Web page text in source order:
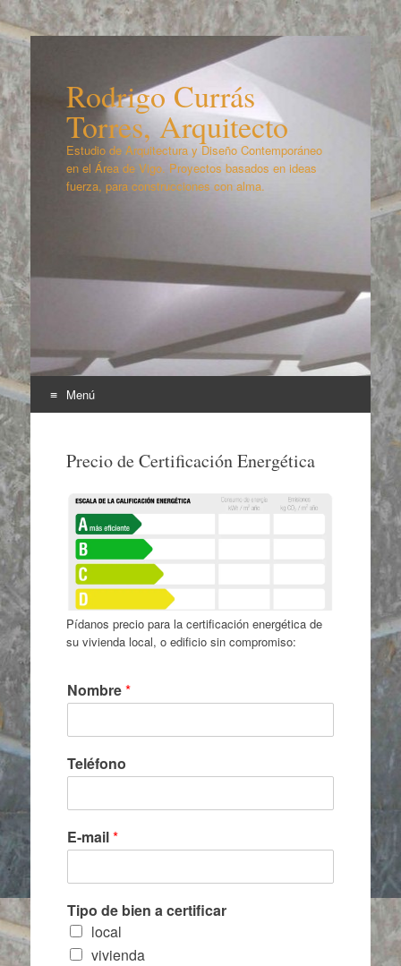
Rodrigo Currás
Torres, Arquitecto
Estudio de Arquitectura y Diseño Contemporáneo
en el Área de Vigo. Proyectos basados en ideas
fuerza, para construcciones con alma.
Menú
contenidoPrecio de Certificación Energética
Pídanos precio para la certificación energética de
su vivienda local, o edificio sin compromiso:
Nombre*
Teléfono
E-mail*
Tipo de bien a certificar
local
vivienda